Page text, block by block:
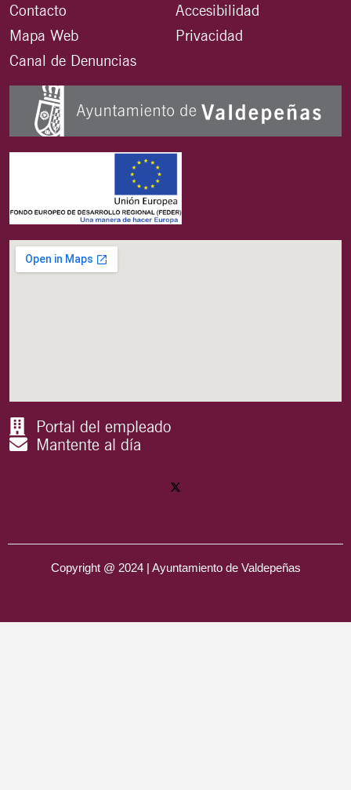
Contacto
Mapa Web
Canal de Denuncias
Accesibilidad
Privacidad
Portal del empleado
Mantente al día
Copyright @ 2024 | Ayuntamiento de Valdepeñas